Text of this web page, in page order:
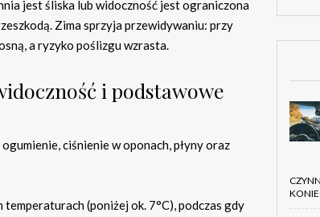
jest śliska lub widoczność jest ograniczona
Zima sprzyja przewidywaniu: przy
a ryzyko poślizgu wzrasta.
i podstawowe
ciśnienie w oponach, płyny oraz
(poniżej ok. 7°C), podczas gdy